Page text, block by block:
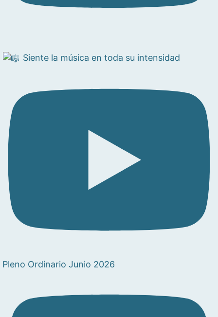
Siente la música en toda su intensidad
Pleno Ordinario Junio 2026